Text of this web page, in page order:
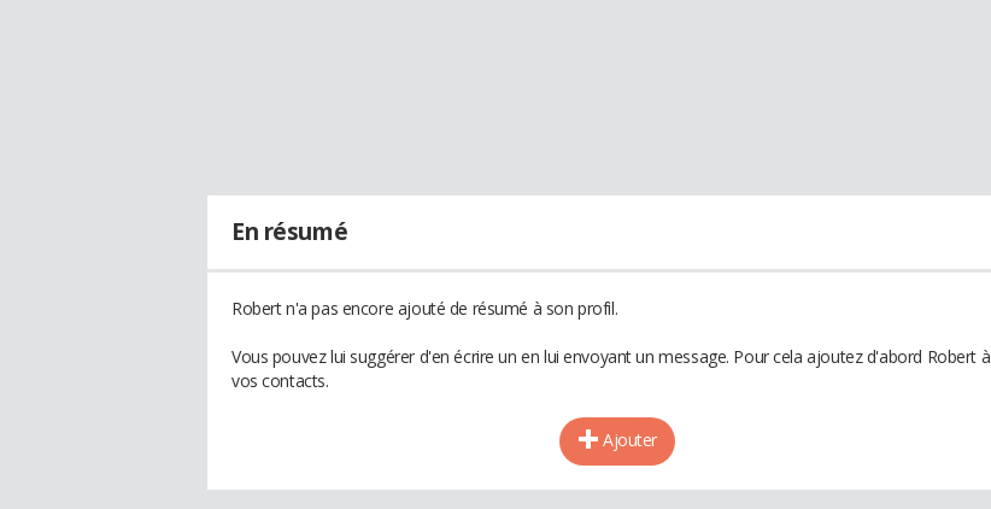
En résumé
Robert n'a pas encore ajouté de résumé à son profil.
Vous pouvez lui suggérer d'en écrire un en lui envoyant un message. Pour cela ajoutez d'abord Robert à
vos contacts.
Ajouter